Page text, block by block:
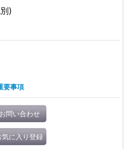
)
要事項
お問い合わせ
気に入り登録